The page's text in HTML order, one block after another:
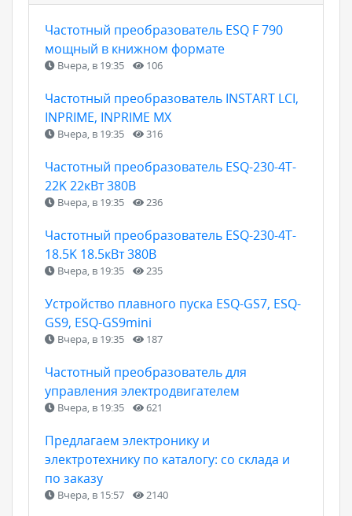
Частотный преобразователь ESQ F 790
мощный в книжном формате
Вчера, в 19:35 106
Частотный преобразователь INSTART LCI,
INPRIME, INPRIME MX
Вчера, в 19:35 316
Частотный преобразователь ESQ-230-4T-
22K 22кВт 380В
Вчера, в 19:35 236
Частотный преобразователь ESQ-230-4T-
18.5K 18.5кВт 380В
Вчера, в 19:35 235
Устройство плавного пуска ESQ-GS7, ESQ-
GS9, ESQ-GS9mini
Вчера, в 19:35 187
Частотный преобразователь для
управления электродвигателем
Вчера, в 19:35 621
Предлагаем электронику и
электротехнику по каталогу: со склада и
по заказу
Вчера, в 15:57 2140